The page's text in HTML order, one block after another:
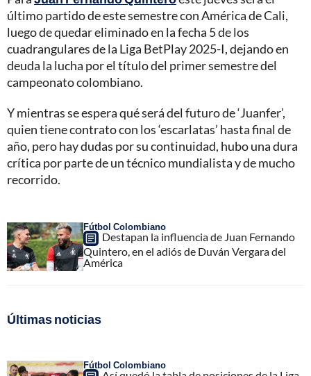
último partido de este semestre con América de Cali,
luego de quedar eliminado en la fecha 5 de los
cuadrangulares de la Liga BetPlay 2025-I, dejando en
deuda la lucha por el título del primer semestre del
campeonato colombiano.
Y mientras se espera qué será del futuro de ‘Juanfer’,
quien tiene contrato con los ‘escarlatas’ hasta final de
año, pero hay dudas por su continuidad, hubo una dura
crítica por parte de un técnico mundialista y de mucho
recorrido.
Fútbol Colombiano
Destapan la influencia de Juan Fernando
Quintero, en el adiós de Duván Vergara del
América
Últimas noticias
Fútbol Colombiano